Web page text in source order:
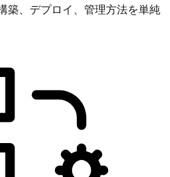
築、デプロイ、管理方法を単純